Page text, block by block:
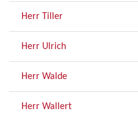
Herr Tiller
Herr Ulrich
Herr Walde
Herr Wallert